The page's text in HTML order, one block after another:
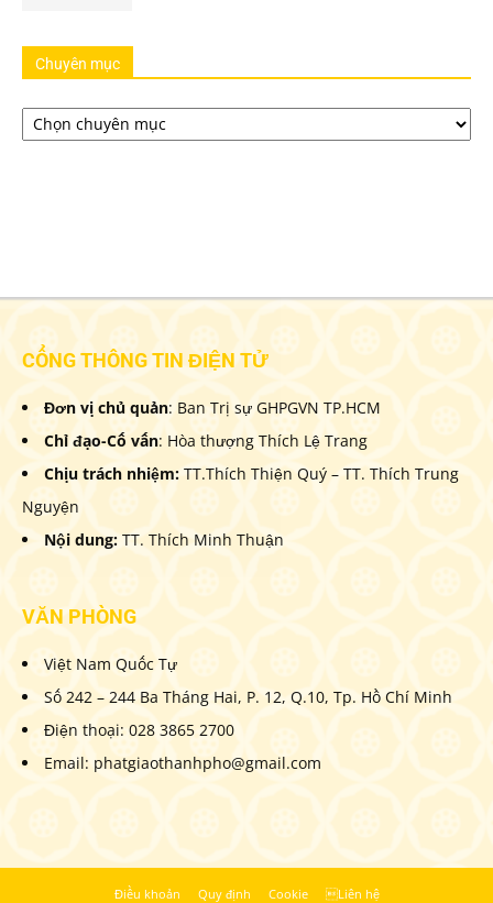
Chuyên mục
Chuyên
mục
CỔNG THÔNG TIN ĐIỆN TỬ
Đơn vị chủ quản: Ban Trị sự GHPGVN TP.HCM
Chỉ đạo-Cố vấn: Hòa thượng Thích Lệ Trang
Chịu trách nhiệm: TT.Thích Thiện Quý – TT. Thích Trung
Nguyện
Nội dung: TT. Thích Minh Thuận
VĂN PHÒNG
Việt Nam Quốc Tự
Số 242 – 244 Ba Tháng Hai, P. 12, Q.10, Tp. Hồ Chí Minh
Điện thoại: 028 3865 2700
Email: phatgiaothanhpho@gmail.com
Điều khoản Quy định Cookie Liên hệ